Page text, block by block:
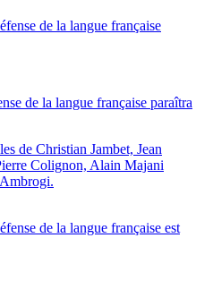
de la langue française paraîtra
de Christian Jambet, Jean
Colignon, Alain Majani